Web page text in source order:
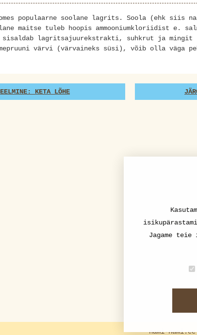
populaarne soolane lagrits. Soola (ehk siis
maitse tuleb hoopis ammooniumkloriidist e.
sisaldab lagritsajuurekstrakti, suhkrut ja
värvi (värvaineks süsi), võib olla väga
EELMINE: KETA LÕHE
nami-
Jagame